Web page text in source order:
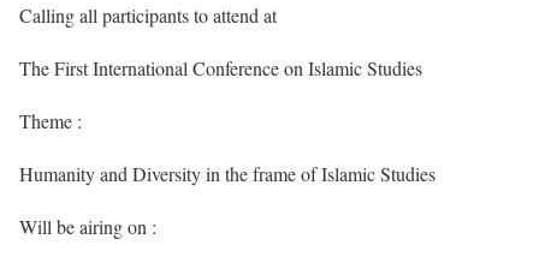
Calling all participants to attend at
The First International Conference on Islamic Studies
Theme :
Humanity and Diversity in the frame of Islamic Studies
Will be airing on :